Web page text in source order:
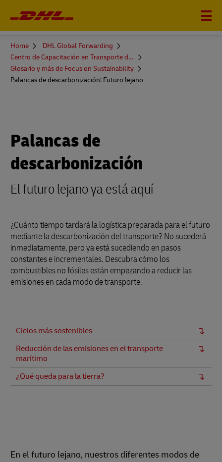
DHL GLOBAL FORWARDING
You
here
Home
DHL Global Forwarding
Centro de Capacitación en Transporte de Mercancías
Glosario y más de Focus on Sustainability
Palancas de descarbonización: Futuro lejano
Palancas de
descarbonización
El futuro lejano ya está aquí
¿Cuánto tiempo tardará la logística preparada para el futuro
mediante la descarbonización del transporte? No sucederá
inmediatamente, pero ya está sucediendo en pasos
constantes e incrementales. Descubra cómo los
combustibles no fósiles están empezando a reducir las
emisiones en cada modo de transporte.
Cielos más sostenibles
Reducción de las emisiones en el transporte
marítimo
¿Qué queda para la tierra?
En el futuro lejano, nuestros diferentes modos de